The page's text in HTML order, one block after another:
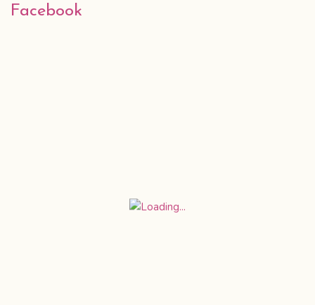
FacebookPrzestrzeń Kobiet Mocy